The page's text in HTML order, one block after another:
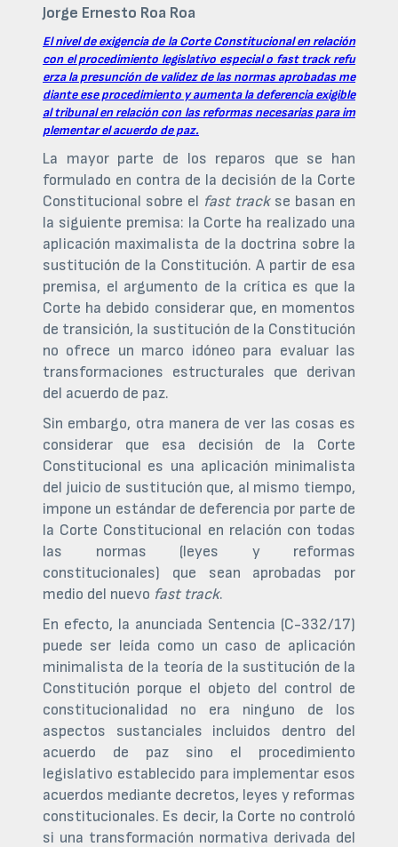
Jorge Ernesto Roa Roa
El nivel de exigencia de la Corte Constitucional en relación
con el procedimiento legislativo especial o fast track refu
erza la presunción de validez de las normas aprobadas me
diante ese procedimiento y aumenta la deferencia exigible
al tribunal en relación con las reformas necesarias para im
plementar el acuerdo de paz.
La mayor parte de los reparos que se han
formulado en contra de la decisión de la Corte
Constitucional sobre el fast trackse basan en
la siguiente premisa: la Corte ha realizado una
aplicación maximalista de la doctrina sobre la
sustitución de la Constitución. A partir de esa
premisa, el argumento de la crítica es que la
Corte ha debido considerar que, en momentos
de transición, la sustitución de la Constitución
no ofrece un marco idóneo para evaluar las
transformaciones estructurales que derivan
del acuerdo de paz.
Sin embargo, otra manera de ver las cosas es
considerar que esa decisión de la Corte
Constitucional es una aplicación minimalista
del juicio de sustitución que, al mismo tiempo,
impone un estándar de deferencia por parte de
la Corte Constitucional en relación con todas
las normas (leyes y reformas
constitucionales) que sean aprobadas por
medio del nuevo fast track.
En efecto, la anunciada Sentencia (C-332/17)
puede ser leída como un caso de aplicación
minimalista de la teoría de la sustitución de la
Constitución porque el objeto del control de
constitucionalidad no era ninguno de los
aspectos sustanciales incluidos dentro del
acuerdo de paz sino el procedimiento
legislativo establecido para implementar esos
acuerdos mediante decretos, leyes y reformas
constitucionales. Es decir, la Corte no controló
si una transformación normativa derivada del